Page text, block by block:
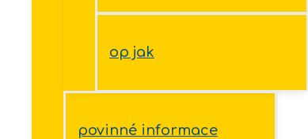
op jak
povinné informace